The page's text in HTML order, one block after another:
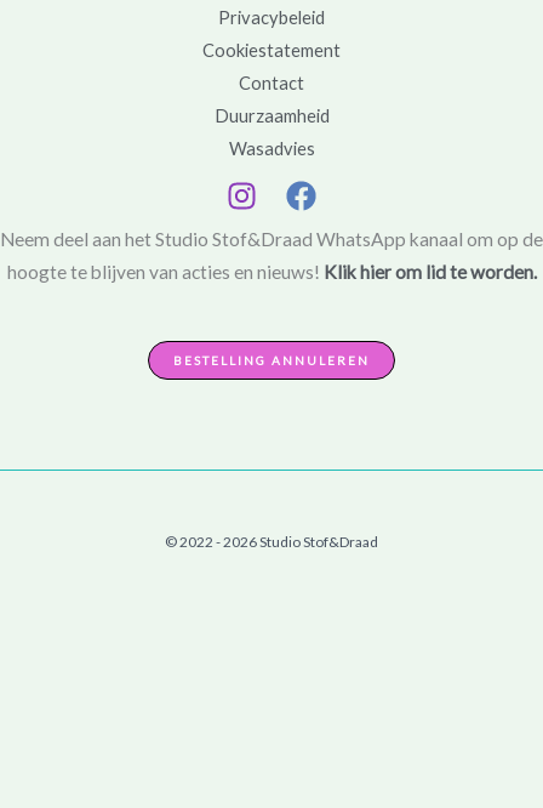
Privacybeleid
Cookiestatement
Contact
Duurzaamheid
Wasadvies
Neem deel aan het Studio Stof&Draad WhatsApp kanaal om op de
hoogte te blijven van acties en nieuws! Klik hier om lid te worden.
BESTELLING ANNULEREN
© 2022 - 2026 Studio Stof&Draad